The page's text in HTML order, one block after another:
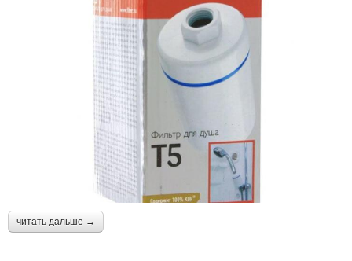
читать дальше →